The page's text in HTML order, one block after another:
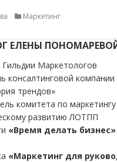
Маркетинг
ЕЛЕНЫ
Гильдии Маркетологов
консалтинговой компании
трендов»
комитета по
развитию ЛОТПП
«Время делать бизнес»
«Маркетинг для